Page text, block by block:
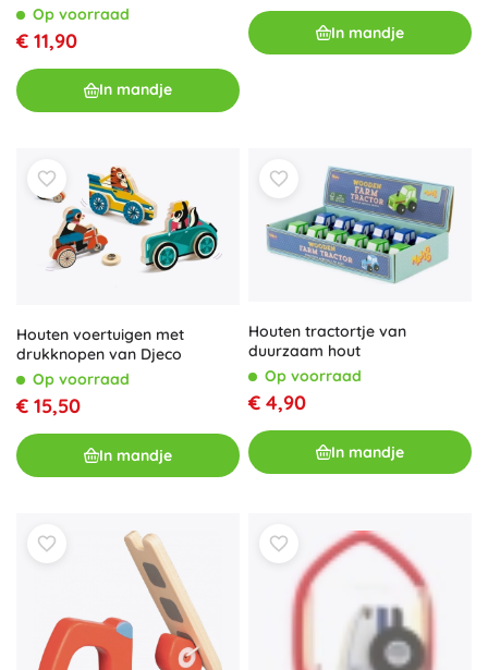
Op voorraad
€ 11,90
In mandje
In mandje
Houten voertuigen met
drukknopen van Djeco
Op voorraad
€ 15,50
In mandje
Houten tractortje van
duurzaam hout
Op voorraad
€ 4,90
In mandje